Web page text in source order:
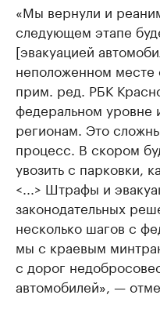
«Мы вернули и
следующем этапе
[эвакуацией
неположенном
прим. ред. РБК
федеральном уровне
регионам. Это
процесс. В скором
увозить с парковки,
<...> Штрафы и
законодательных
несколько шагов с
мы с краевым
с дорог
автомобилей», —